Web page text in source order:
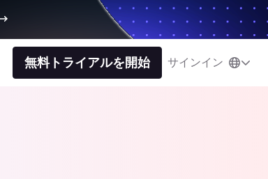
無料トライアルを開始 サインイン